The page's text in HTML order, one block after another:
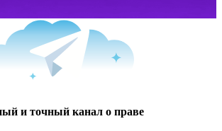
и точный канал о праве